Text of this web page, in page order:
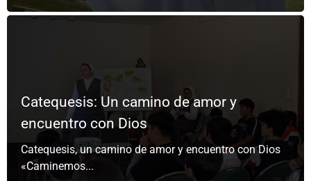
Catequesis: Un camino de amor y
encuentro con Dios
Catequesis, un camino de amor y encuentro con Dios
«Caminemos...